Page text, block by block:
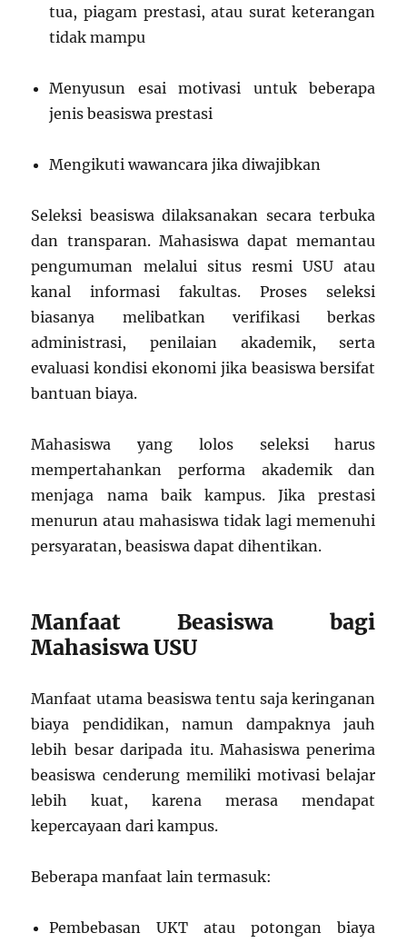
tua, piagam prestasi, atau surat keterangan
tidak mampu
Menyusun esai motivasi untuk beberapa
jenis beasiswa prestasi
Mengikuti wawancara jika diwajibkan
Seleksi beasiswa dilaksanakan secara terbuka
dan transparan. Mahasiswa dapat memantau
pengumuman melalui situs resmi USU atau
kanal informasi fakultas. Proses seleksi
biasanya melibatkan verifikasi berkas
administrasi, penilaian akademik, serta
evaluasi kondisi ekonomi jika beasiswa bersifat
bantuan biaya.
Mahasiswa yang lolos seleksi harus
mempertahankan performa akademik dan
menjaga nama baik kampus. Jika prestasi
menurun atau mahasiswa tidak lagi memenuhi
persyaratan, beasiswa dapat dihentikan.
Manfaat Beasiswa bagi
Mahasiswa USU
Manfaat utama beasiswa tentu saja keringanan
biaya pendidikan, namun dampaknya jauh
lebih besar daripada itu. Mahasiswa penerima
beasiswa cenderung memiliki motivasi belajar
lebih kuat, karena merasa mendapat
kepercayaan dari kampus.
Beberapa manfaat lain termasuk:
Pembebasan UKT atau potongan biaya